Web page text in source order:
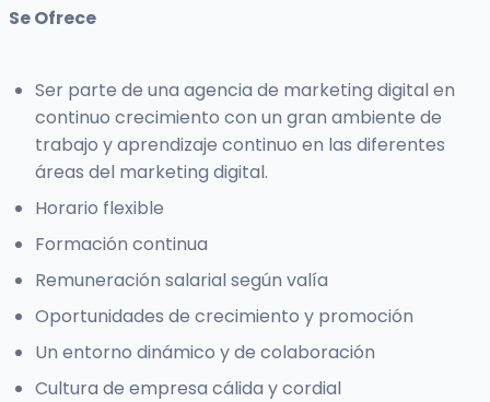
Se Ofrece
Ser parte de una agencia de marketing digital en
continuo crecimiento con un gran ambiente de
trabajo y aprendizaje continuo en las diferentes
áreas del marketing digital.
Horario flexible
Formación continua
Remuneración salarial según valía
Oportunidades de crecimiento y promoción
Un entorno dinámico y de colaboración
Cultura de empresa cálida y cordial